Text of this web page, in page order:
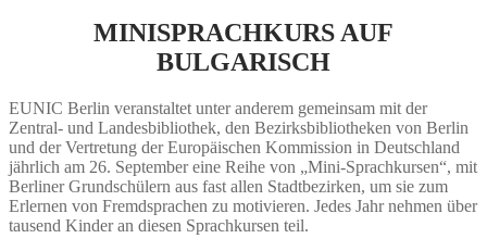
MINISPRACHKURS AUF
BULGARISCH
EUNIC Berlin veranstaltet unter anderem gemeinsam mit der
Zentral- und Landesbibliothek, den Bezirksbibliotheken von Berlin
und der Vertretung der Europäischen Kommission in Deutschland
jährlich am 26. September eine Reihe von „Mini-Sprachkursen“, mit
Berliner Grundschülern aus fast allen Stadtbezirken, um sie zum
Erlernen von Fremdsprachen zu motivieren. Jedes Jahr nehmen über
tausend Kinder an diesen Sprachkursen teil.